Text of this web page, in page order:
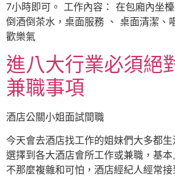
7小時即可。 工作內容： 在包廂內坐
倒酒倒茶水，桌面服務 、 桌面清潔、
歡樂氣
進八大行業必須絕
兼職事項
酒店公關小姐面試間職
今天會去酒店找工作的姐妹們大多都生
選擇到各大酒店會所工作或兼職，基
不那麼複雜和可怕，酒店經紀人經常